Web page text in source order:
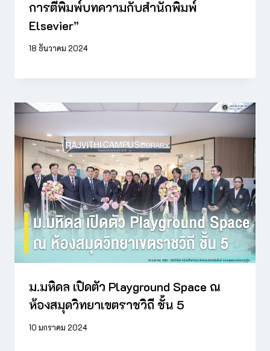
การตีพิมพ์บทความกับสำนักพิมพ์
Elsevier”
18 ธันวาคม 2024
ม.มหิดล เปิดตัว Playground Space ณ
ห้องสมุดวิทยาเขตราชวิถี ชั้น 5
10 มกราคม 2024